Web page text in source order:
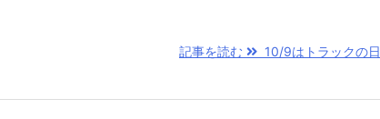
記事を読む 10/9はトラックの日